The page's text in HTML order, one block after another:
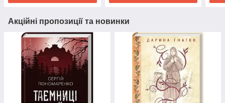
Акційні пропозиції та новинки